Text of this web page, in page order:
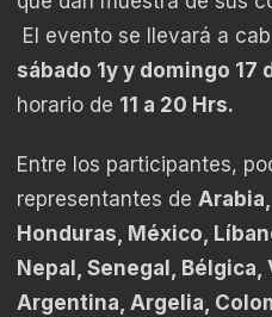
El evento se llevará a
sábado 1y y domingo 17
horario de 11 a 20 Hrs.
Entre los participantes,
representantes de
Honduras, México,
Nepal, Senegal, Bélgica,
Argentina, Argelia,